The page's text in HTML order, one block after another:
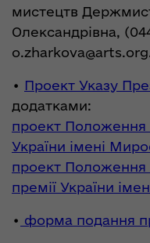
мистецтв
Олександрівна,
• Проект Указу
додатками:
проект
України імені
проект Положення
премії України
• форма подання